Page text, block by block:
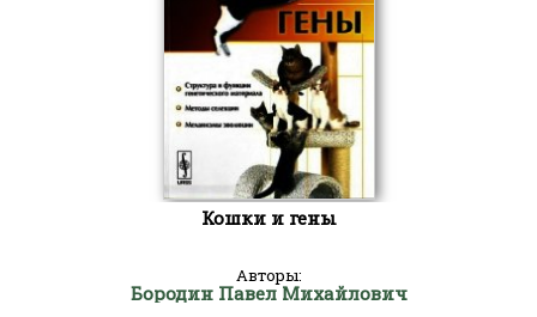
Кошки и гены
Авторы:
Бородин Павел Михайлович